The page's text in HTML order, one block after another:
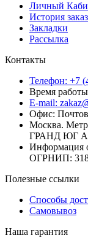
Личный
История
Закладки
Рассылка
Контакты
Телефон: +7
Время
E-mail:
Офис:
Москва.
ГРАНД ЮГ А-
Информация
ОГРНИП:
Полезные ссылки
Способы
Самовывоз
Наша гарантия